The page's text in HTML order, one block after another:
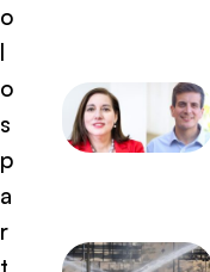
o
l
o
s
p
a
r